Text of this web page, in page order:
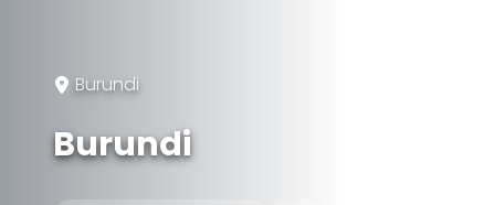
Burundi
Burundi